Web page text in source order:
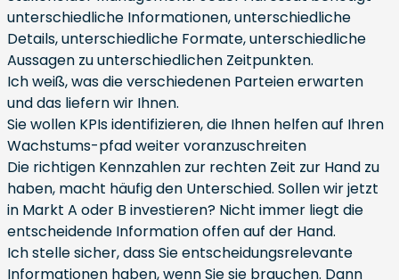
unterschiedliche Informationen, unterschiedliche
Details, unterschiedliche Formate, unterschiedliche
Aussagen zu unterschiedlichen Zeitpunkten.
Ich weiß, was die verschiedenen Parteien erwarten
und das liefern wir Ihnen.
Sie wollen KPIs identifizieren, die Ihnen helfen auf Ihren
Wachstums-pfad weiter voranzuschreiten
Die richtigen Kennzahlen zur rechten Zeit zur Hand zu
haben, macht häufig den Unterschied. Sollen wir jetzt
in Markt A oder B investieren? Nicht immer liegt die
entscheidende Information offen auf der Hand.
Ich stelle sicher, dass Sie entscheidungsrelevante
Informationen haben, wenn Sie sie brauchen. Dann